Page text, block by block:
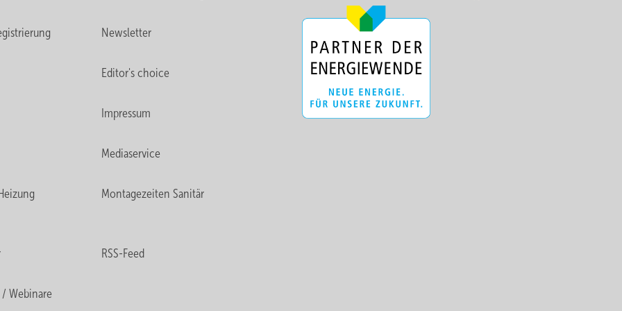
Newsletter
Editor's choice
Impressum
Mediaservice
Montagezeiten Sanitär
RSS-Feed
Webinare